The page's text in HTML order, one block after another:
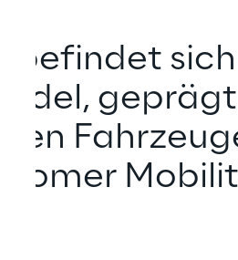
befindet